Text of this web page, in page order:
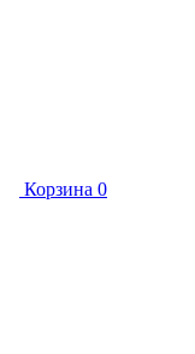
Корзина 0